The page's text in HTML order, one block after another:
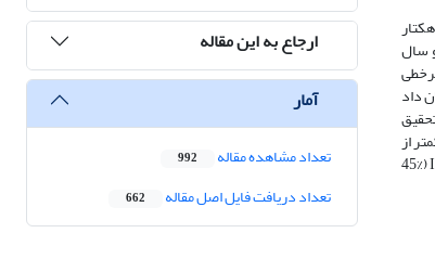
در تحقیق حاضر، تغییرات میان­مدت کیفیت خاک در مقیاس مزرعه مورد بررسی قرار گرفت. منطقه­ی مورد مطالعه، مزرعه­ی آموزشی و پژوهشی دانشگاه تهران به مساحت 260 هکتار
خاک اریدیک-ترمیک می‌باشد. در این تحقیق تغییرات شاخص تجمعی کیفیت خاک در دو عمق (20-0 و 40-20 سانتی متری) در سال 1379 و سال
داد
دو مقطع زمانی، تغییرات میان­مدت شاخص کیفیت خاک در عمق­های اول و دوم خاک انطباق خوبی داشتند. در پروفیل­های شماره 1، 5، 11 تحقیق
اول کم­تر از
عمق دوم تعیین گردید. تعیین کلاس کیفیت خاک در نمونه­های تحقیق حاضر و گذشته در دو عمق نشان­دهنده کاهش کیفیت کل خاک است. به نحوی که کیفیت خاک از کلاس­های III (45%
ارجاع به این مقاله
آمار
تعداد مشاهده مقاله 992
تعداد دریافت فایل اصل مقاله 662